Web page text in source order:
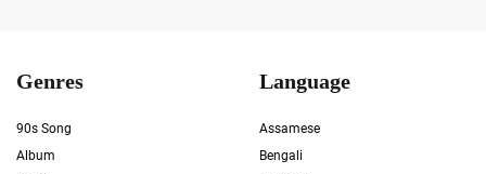
Genres
90s Song
Album
Language
Assamese
Bengali